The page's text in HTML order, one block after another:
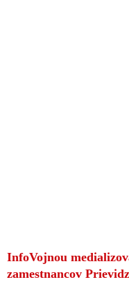
InfoVojnou
zamestnancov